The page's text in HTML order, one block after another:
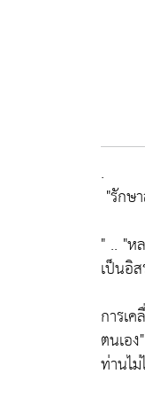
.
"รักษ
" .. "ห
เป็นอิ
การเ
ตนเอง"
ท่านไ